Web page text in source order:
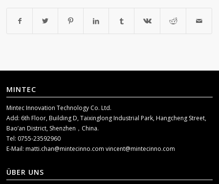
MINTEC
Mintec Innovation Technology Co. Ltd.
Add: 6th Floor, Building D, Taixinglong Industrial Park, Hangcheng Street,
Bao’an District, Shenzhen，China.
Tel: 0755-23592960
E-Mail:matti.chan@mintecinno.comvincent@mintecinno.com
ÜBER UNS